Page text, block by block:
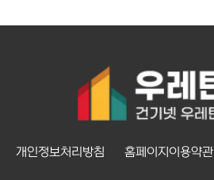
개인정보처리방침 홈페이지이용약관